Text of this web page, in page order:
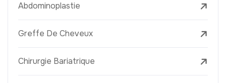
Abdominoplastie
Greffe De Cheveux
Chirurgie Bariatrique